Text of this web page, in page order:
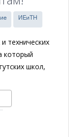
ИЕиТН
технических
который
школ,